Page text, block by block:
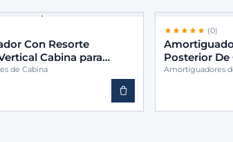
Con Resorte
Cabina para
9583170103
de Cabina
(0)
Posterior De
-BINS
Amortiguadores